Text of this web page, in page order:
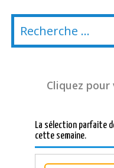
Cliquez
La sélection parfaite
cette semaine.